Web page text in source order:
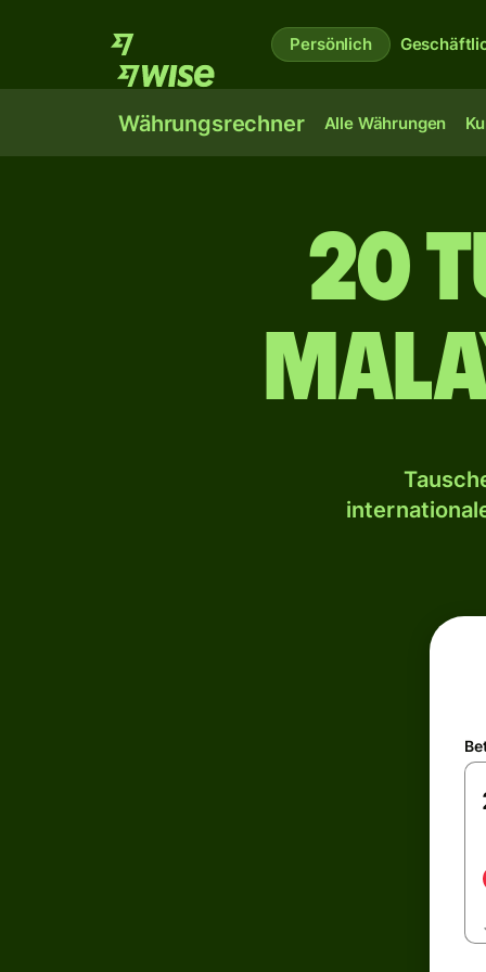
Persönlich
Währungsrechner Alle Währungen
20